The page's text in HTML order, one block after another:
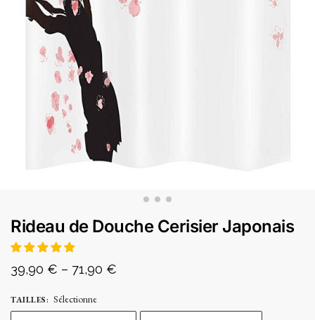
Rideau de Douche Cerisier Japonais
39,90 € – 71,90 €
TAILLES: Sélectionne